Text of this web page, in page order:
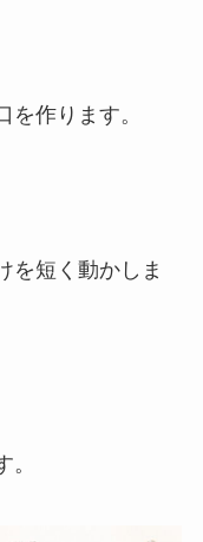
作ります。
を短く動かしま